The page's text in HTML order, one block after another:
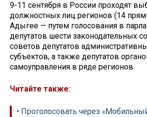
9-11 сентября в России проходят
должностных лиц регионов (14
Адыгее — путем голосования в
депутатов шести законодательных
советов депутатов
субъектов, а также депутатов
самоуправления в ряде регионов.
Читайте также:
• Проголосовать через